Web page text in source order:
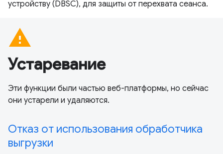
устройству (DBSC), для защиты от перехвата сеанса.
warning
Устаревание
Эти функции были частью веб-платформы, но сейчас
они устарели и удаляются.
Отказ от использования обработчика
выгрузки